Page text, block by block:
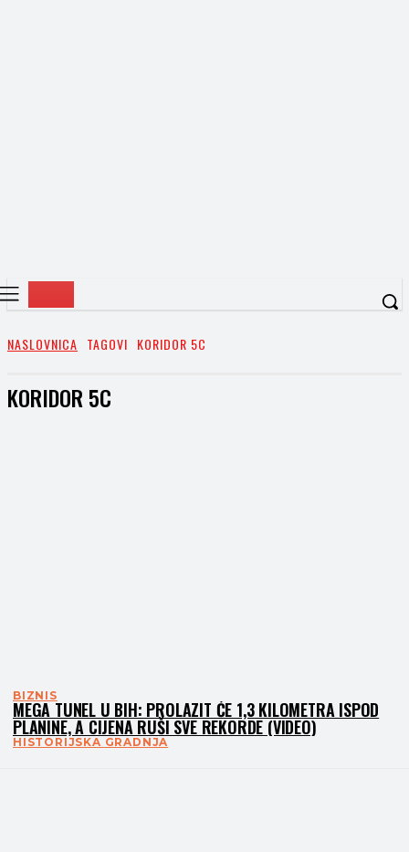
NASLOVNICA TAGOVI KORIDOR 5C
KORIDOR 5C
BIZNIS
MEGA TUNEL U BIH: PROLAZIT ĆE 1,3 KILOMETRA ISPOD
PLANINE, A CIJENA RUŠI SVE REKORDE (VIDEO)
HISTORIJSKA GRADNJA